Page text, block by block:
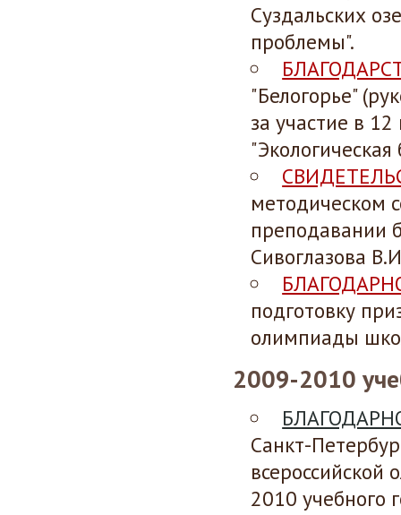
Суздальских
проблемы".
"Белогорье"
за участие в
методическом
преподавании
Сивоглазова
подготовку
олимпиады
2009-2010
Санкт-
2010 учебного